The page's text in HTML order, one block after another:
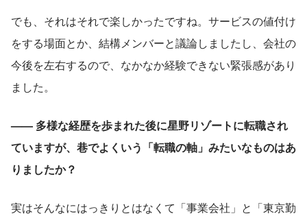
でも、それはそれで楽しかったですね。サービスの値付け
をする場面とか、結構メンバーと議論しましたし、会社の
今後を左右するので、なかなか経験できない緊張感があり
ました。
—— 多様な経歴を歩まれた後に星野リゾートに転職され
ていますが、巷でよくいう「転職の軸」みたいなものはあ
りましたか？
実はそんなにはっきりとはなくて「事業会社」と「東京勤